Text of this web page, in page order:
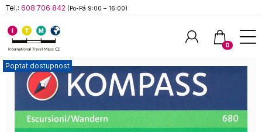
Poptat dostupnost
Tel.: 608 706 842 (Po-Pá 9:00 – 16:00)
0
Hledat